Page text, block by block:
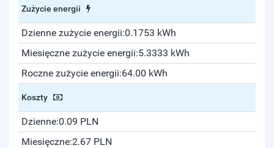
Zużycie energii
Dzienne zużycie energii:0.1753 kWh
Miesięczne zużycie energii:5.3333 kWh
Roczne zużycie energii:64.00 kWh
Koszty
Dzienne:0.09 PLN
Miesięczne:2.67 PLN